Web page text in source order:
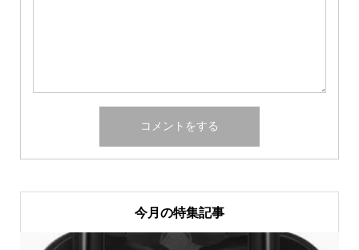
今月の特集記事